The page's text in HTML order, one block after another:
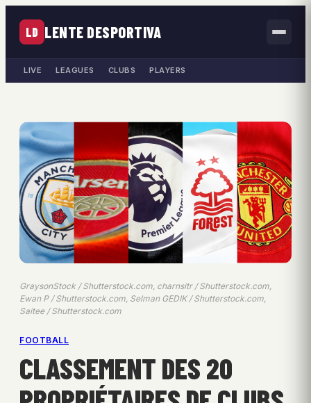
LD LENTE DESPORTIVA
LIVE LEAGUES CLUBS PLAYERS
GraysonStock / Shutterstock.com, charnsitr / Shutterstock.com,
Ewan P / Shutterstock.com, Selman GEDIK / Shutterstock.com,
Saitee / Shutterstock.com
FOOTBALL
CLASSEMENT DES 20